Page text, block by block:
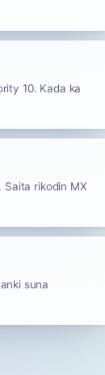
10. Kada ka
rikodin MX
suna